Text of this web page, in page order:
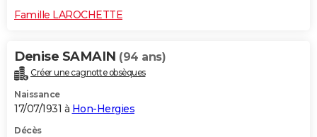
CARTE DE VOEUX
Dictionnaire
Biographies
Citations
Expressions
Proverbes
PROGRAMME TV
COPAINS D'AVANT
S'inscrire
Se connecter
Lycées
Collèges
Primaires
Universités
Entreprises
Service militaire
Avis de recherche
AVIS DE DÉCÈS
Famille LAROCHETTE
Denise SAMAIN (94 ans)
Créer une cagnotte obsèques
Naissance
17/07/1931 à Hon-Hergies
Décès